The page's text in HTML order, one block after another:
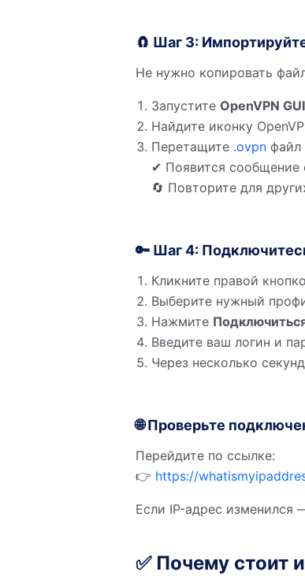
🧲 Шаг 3:
Не нужно копировать
Запустите OpenVPN GUI
Найдите иконку
Перетащите .ovpn файл
✔ Появится
🔄 Повторите для
🔑 Шаг 4:
Кликните правой
Выберите нужный
Нажмите
Введите ваш логин и
Через несколько
🌐 Проверьте
Перейдите по ссылке:
👉 https://
Если IP-адрес
✅ Почему стоит